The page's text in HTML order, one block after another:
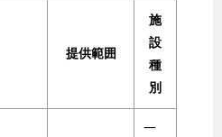
提供範囲
施
設
種
別
一